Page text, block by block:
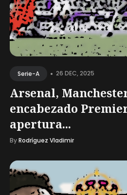
Serie-A • 26 DEC, 2025
Arsenal,
encabezado
apertura...
ByRodríguez Vladimir